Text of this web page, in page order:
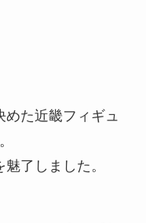
めた近畿フィギュ
了しました。